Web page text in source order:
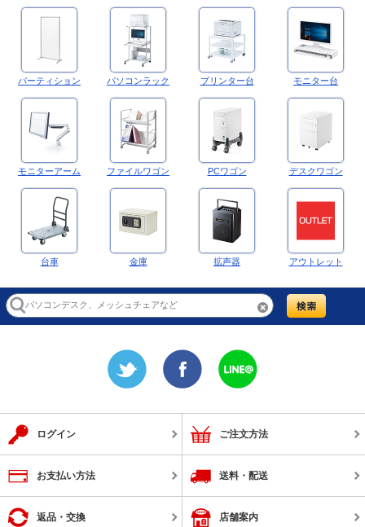
パーティション パソコンラック プリンター台 モニター台
モニターアーム ファイルワゴン PCワゴン デスクワゴン
台車 金庫 拡声器 アウトレット
ログイン ご注文方法
お支払い方法 送料・配送
返品・交換 店舗案内